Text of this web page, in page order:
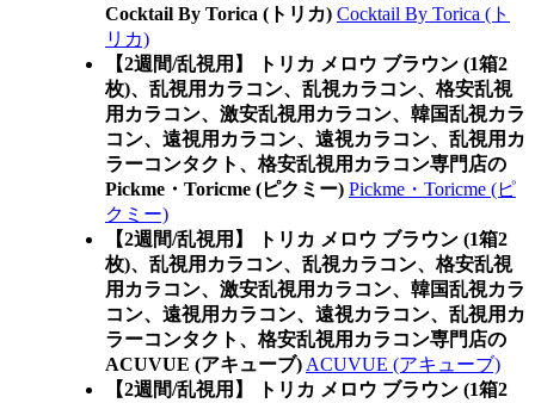
Cocktail By Torica (トリカ) Cocktail By Torica (ト
リカ)
【2週間/乱視用】 トリカ メロウ ブラウン (1箱2
枚)、乱視用カラコン、乱視カラコン、格安乱視
用カラコン、激安乱視用カラコン、韓国乱視カラ
コン、遠視用カラコン、遠視カラコン、乱視用カ
ラーコンタクト、格安乱視用カラコン専門店の
Pickme・Toricme (ピクミー) Pickme・Toricme (ピ
クミー)
【2週間/乱視用】 トリカ メロウ ブラウン (1箱2
枚)、乱視用カラコン、乱視カラコン、格安乱視
用カラコン、激安乱視用カラコン、韓国乱視カラ
コン、遠視用カラコン、遠視カラコン、乱視用カ
ラーコンタクト、格安乱視用カラコン専門店の
ACUVUE (アキューブ) ACUVUE (アキューブ)
【2週間/乱視用】 トリカ メロウ ブラウン (1箱2